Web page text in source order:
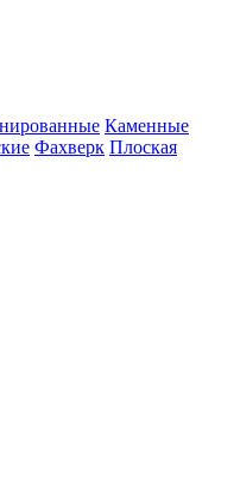
Каменные
Фахверк Плоская